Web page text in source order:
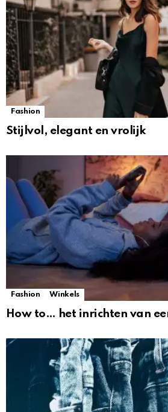
Fashion
Stijlvol, elegant en vrolijk
Fashion Winkels
How to… het inrichten van